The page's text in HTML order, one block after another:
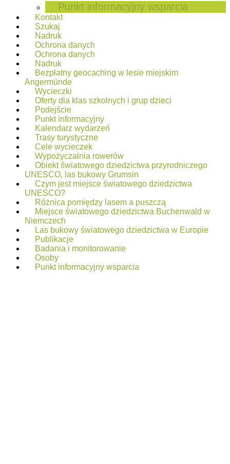
Punkt informacyjny wsparcia
Kontakt
Szukaj
Nadruk
Ochrona danych
Ochrona danych
Nadruk
Bezpłatny geocaching w lesie miejskim
Angermünde
Wycieczki
Oferty dla klas szkolnych i grup dzieci
Podejście
Punkt informacyjny
Kalendarz wydarzeń
Trasy turystyczne
Cele wycieczek
Wypożyczalnia rowerów
Obiekt światowego dziedzictwa przyrodniczego
UNESCO, las bukowy Grumsin
Czym jest miejsce światowego dziedzictwa
UNESCO?
Różnica pomiędzy lasem a puszczą
Miejsce światowego dziedzictwa Buchenwald w
Niemczech
Las bukowy światowego dziedzictwa w Europie
Publikacje
Badania i monitorowanie
Osoby
Punkt informacyjny wsparcia